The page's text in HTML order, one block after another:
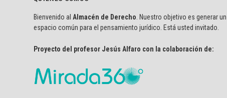
Bienvenido al Almacén de Derecho . Nuestro objetivo es generar un
espacio común para el pensamiento jurídico. Está usted invitado.
Proyecto del profesor Jesús Alfaro con la colaboración de: